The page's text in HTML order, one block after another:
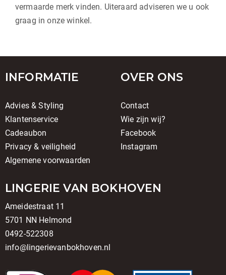
vermaarde merk vinden. Uiteraard adviseren we u ook
graag in onze winkel.
INFORMATIE
Advies & Styling
Klantenservice
Cadeaubon
Privacy & veiligheid
Algemene voorwaarden
OVER ONS
Contact
Wie zijn wij?
Facebook
Instagram
LINGERIE VAN BOKHOVEN
Ameidestraat 11
5701 NN Helmond
0492-522308
info@lingerievanbokhoven.nl